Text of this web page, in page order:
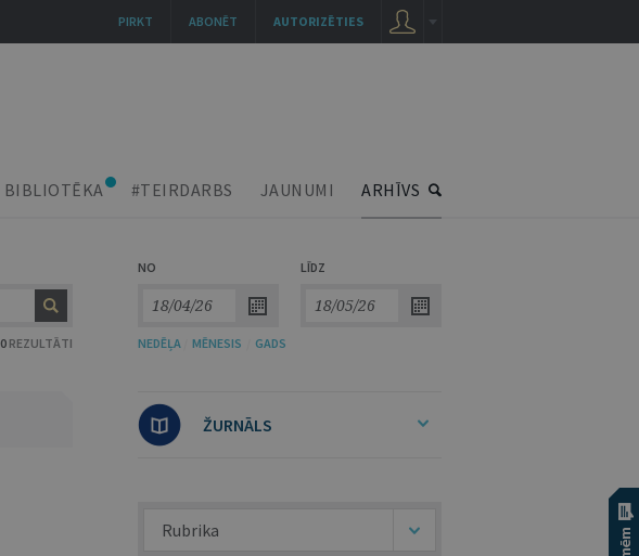
BIBLIOTĒKA #TEIRDARBS JAUNUMI ARHĪVS
0 REZULTĀTI
NO LĪDZ
NEDĒĻA MĒNESIS GADS
ŽURNĀLS
Rubrika
AUTORIZĒTIES
ABONĒT
PIRKT